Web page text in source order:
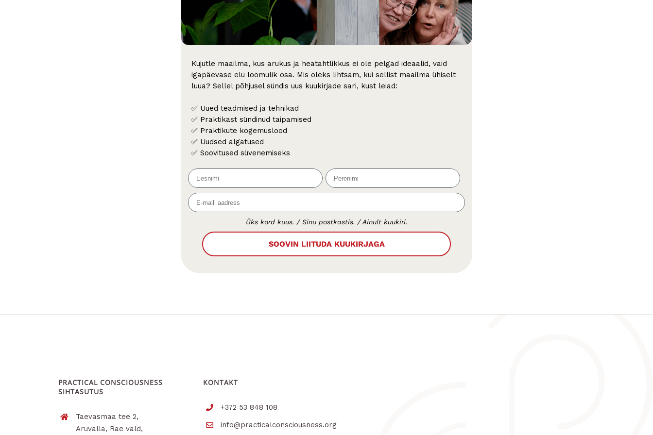
Kujutle maailma, kus arukus ja heatahtlikkus ei ole pelgad ideaalid, vaid
igapäevase elu loomulik osa. Mis oleks lihtsam, kui sellist maailma ühiselt
luua? Sellel põhjusel sündis uus kuukirjade sari, kust leiad:
✅ Uued teadmised ja tehnikad
✅ Praktikast sündinud taipamised
✅ Praktikute kogemuslood
✅ Uudsed algatused
✅ Soovitused süvenemiseks
Üks kord kuus. / Sinu postkastis. / Ainult kuukiri.
SOOVIN LIITUDA KUUKIRJAGA
PRACTICAL CONSCIOUSNESS
SIHTASUTUS
Taevasmaa tee 2,
Aruvalla, Rae vald,
KONTAKT
+372 53 848 108
info@practicalconsciousness.org